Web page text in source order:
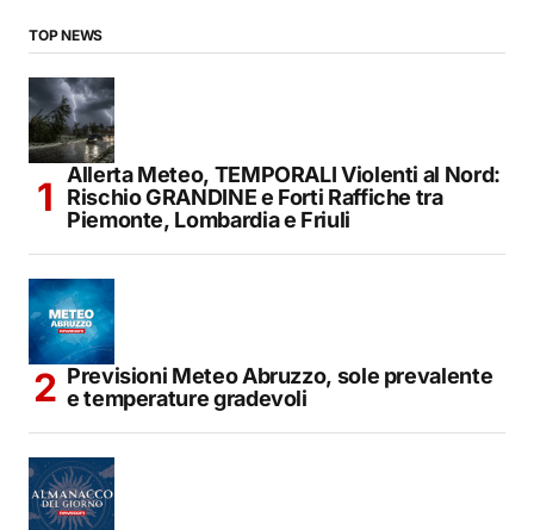
TOP NEWS
Allerta Meteo, TEMPORALI Violenti al Nord:
Rischio GRANDINE e Forti Raffiche tra
Piemonte, Lombardia e Friuli
Previsioni Meteo Abruzzo, sole prevalente
e temperature gradevoli